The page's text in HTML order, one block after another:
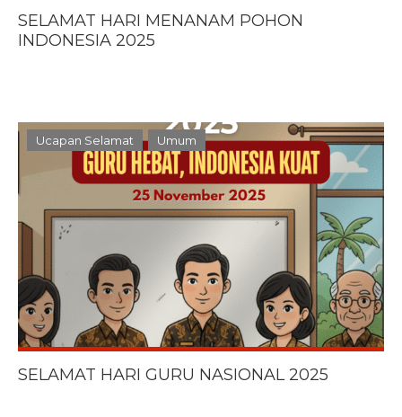
SELAMAT HARI MENANAM POHON
INDONESIA 2025
Ucapan Selamat Umum
SELAMAT HARI GURU NASIONAL 2025